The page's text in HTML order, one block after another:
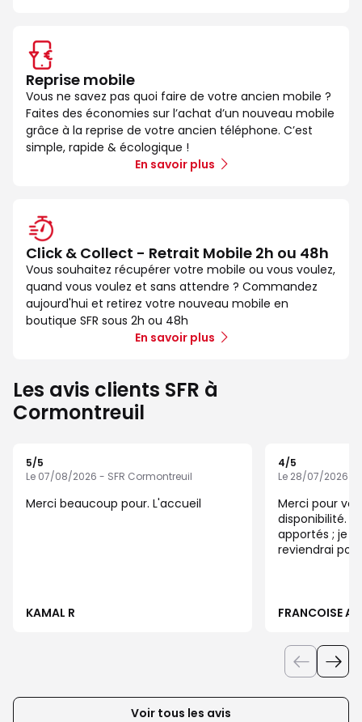
Reprise mobile
Vous ne savez pas quoi faire de votre ancien mobile ?
Faites des économies sur l’achat d’un nouveau mobile
grâce à la reprise de votre ancien téléphone. C’est
simple, rapide & écologique !
En savoir plus
Click & Collect - Retrait Mobile 2h ou 48h
Vous souhaitez récupérer votre mobile ou vous voulez,
quand vous voulez et sans attendre ? Commandez
aujourd'hui et retirez votre nouveau mobile en
boutique SFR sous 2h ou 48h
En savoir plus
Les avis clients SFR à
Cormontreuil
5/5
Le 07/08/2026 - SFR Cormontreuil
Merci beaucoup pour. L'accueil
KAMAL R
4/5
Le 28/07/2026 -
Merci pour
disponibilité.
apportés ; je pense les suivre. Je
reviendrai
FRANCOISE A
Voir tous les avis